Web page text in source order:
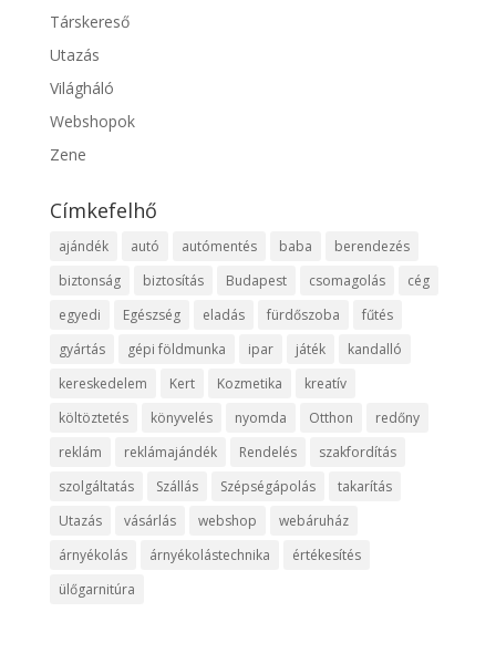
Társkereső
Utazás
Világháló
Webshopok
Zene
Címkefelhő
ajándék autó autómentés baba
berendezés
biztonság
biztosítás Budapest csomagolás
cég
egyedi
Egészség eladás fürdőszoba
fűtés
gyártás
gépi földmunka ipar játék
kandalló
kereskedelem
Kert Kozmetika
kreatív
költöztetés
könyvelés nyomda Otthon
redőny
reklám
reklámajándék Rendelés
szakfordítás
szolgáltatás
Szállás Szépségápolás
takarítás
Utazás
vásárlás webshop
webáruház
árnyékolás
árnyékolástechnika
értékesítés
ülőgarnitúra